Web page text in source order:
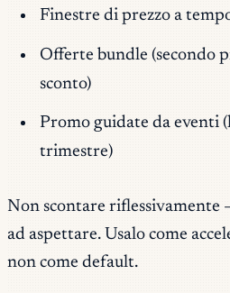
Finestre di prezzo a
Offerte bundle (secondo
sconto)
Promo guidate da eventi
trimestre)
Non scontare riflessivamente
ad aspettare. Usalo come
non come default.